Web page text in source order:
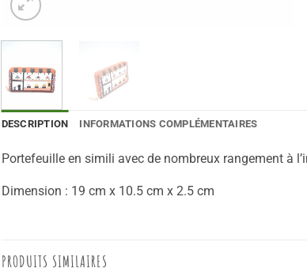
DESCRIPTION INFORMATIONS COMPLÉMENTAIRES
Portefeuille en simili avec de nombreux rangement à
Dimension : 19 cm x 10.5 cm x 2.5 cm
PRODUITS SIMILAIRES